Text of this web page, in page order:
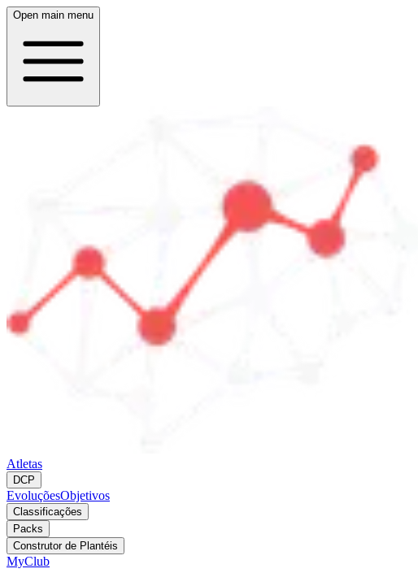
Open main menu
Atletas
DCP
EvoluçõesObjetivos
Classificações
Packs
Construtor de Plantéis
MyClub